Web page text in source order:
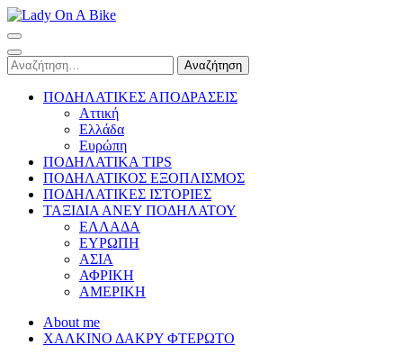
Skip
to
content
(Press
Enter)
Αναζήτηση
για:
ΠΟΔΗΛΑΤΙΚΕΣ ΑΠΟΔΡΑΣΕΙΣ
Αττική
Ελλάδα
Ευρώπη
ΠΟΔΗΛΑΤΙΚΑ TIPS
ΠΟΔΗΛΑΤΙΚΟΣ ΕΞΟΠΛΙΣΜΟΣ
ΠΟΔΗΛΑΤΙΚΕΣ ΙΣΤΟΡΙΕΣ
ΤΑΞΙΔΙΑ ΑΝΕΥ ΠΟΔΗΛΑΤΟΥ
ΕΛΛΑΔΑ
ΕΥΡΩΠΗ
ΑΣΙΑ
ΑΦΡΙΚΗ
ΑΜΕΡΙΚΗ
About me
ΧΑΛΚΙΝΟ ΔΑΚΡΥ ΦΤΕΡΩΤΟ